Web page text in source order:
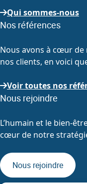
Qui sommes-nous
Nos références
Nous avons à cœur
nos clients, en voici
Voir toutes nos
Nous rejoindre
L’humain et le bien-
cœur de notre
Nous rejoindre